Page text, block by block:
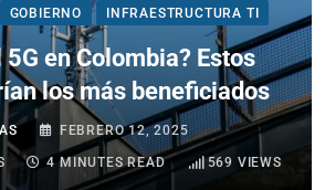
GOBIERNO INFRAESTRUCTURA TI
5G en Colombia? Estos
los más beneficiados
FEBRERO 12, 2025
4 MINUTES READ 569 VIEWS